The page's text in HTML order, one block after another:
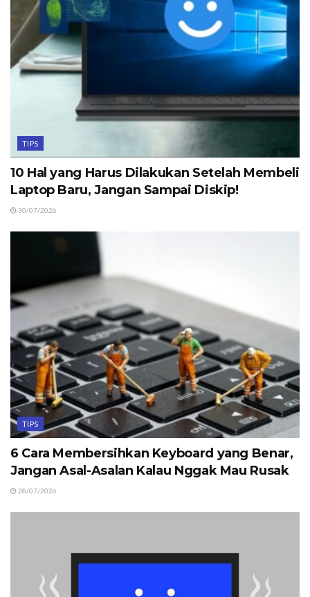
TIPS
10 Hal yang Harus Dilakukan Setelah Membeli
Laptop Baru, Jangan Sampai Diskip!
30/07/2026
TIPS
6 Cara Membersihkan Keyboard yang Benar,
Jangan Asal-Asalan Kalau Nggak Mau Rusak
28/07/2026